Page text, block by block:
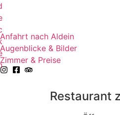
Anfahrt nach Aldein
Augenblicke & Bilder
Zimmer & Preise
Restaurant